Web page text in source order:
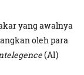
yang awalnya
oleh para
(AI)